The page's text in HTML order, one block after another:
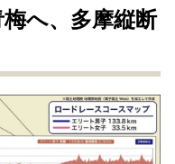
へ、多摩縦断